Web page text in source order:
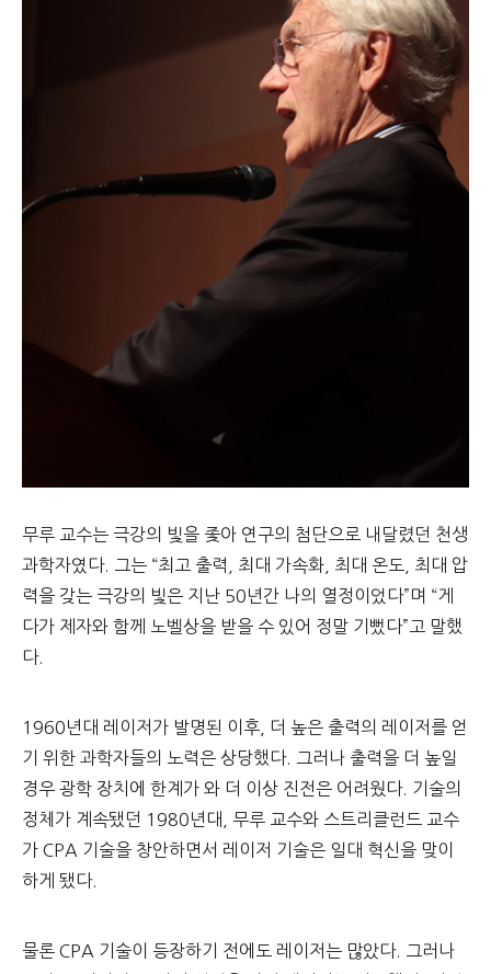
무루 교수는 극강의 빛을 좇아 연구의 첨단으로 내달렸던 천생
과학자였다. 그는 “최고 출력, 최대 가속화, 최대 온도, 최대 압
력을 갖는 극강의 빛은 지난 50년간 나의 열정이었다”며 “게
다가 제자와 함께 노벨상을 받을 수 있어 정말 기뻤다”고 말했
다.
1960년대 레이저가 발명된 이후, 더 높은 출력의 레이저를 얻
기 위한 과학자들의 노력은 상당했다. 그러나 출력을 더 높일
경우 광학 장치에 한계가 와 더 이상 진전은 어려웠다. 기술의
정체가 계속됐던 1980년대, 무루 교수와 스트리클런드 교수
가 CPA 기술을 창안하면서 레이저 기술은 일대 혁신을 맞이
하게 됐다.
물론 CPA 기술이 등장하기 전에도 레이저는 많았다. 그러나